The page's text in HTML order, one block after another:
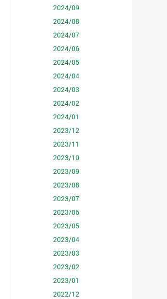
2024/09
2024/08
2024/07
2024/06
2024/05
2024/04
2024/03
2024/02
2024/01
2023/12
2023/11
2023/10
2023/09
2023/08
2023/07
2023/06
2023/05
2023/04
2023/03
2023/02
2023/01
2022/12